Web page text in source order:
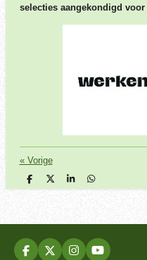
selecties aangekondigd
« Vorige
D
e
D
e
S
h
D
e
F
X
I
Y